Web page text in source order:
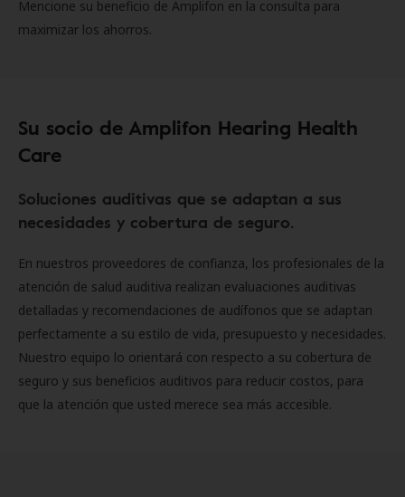
Mencione su beneficio de Amplifon en la consulta para
maximizar los ahorros.
Su socio de Amplifon Hearing Health
Care
Soluciones auditivas que se adaptan a sus
necesidades y cobertura de seguro.
En nuestros proveedores de confianza, los profesionales de la
atención de salud auditiva realizan evaluaciones auditivas
detalladas y recomendaciones de audífonos que se adaptan
perfectamente a su estilo de vida, presupuesto y necesidades.
Nuestro equipo lo orientará con respecto a su cobertura de
seguro y sus beneficios auditivos para reducir costos, para
que la atención que usted merece sea más accesible.